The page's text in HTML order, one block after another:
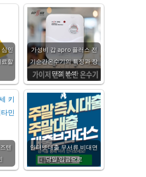
인
료할
가성비 갑 apro 플러스 전
기순간온수기의 특징과 장
단점 분석
텐
인터넷대출 무서류 비대면
당일 입금으로